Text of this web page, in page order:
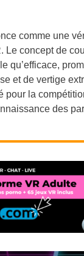
comme une
Le concept de
qu’efficace,
et de vertige
pour la
des